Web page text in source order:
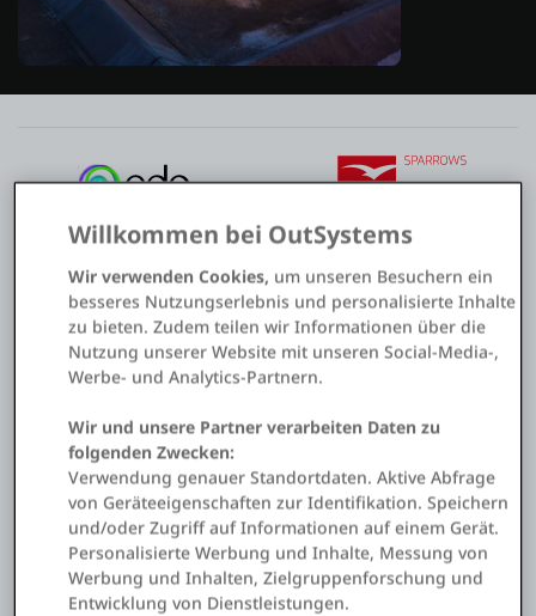
Field-Asset-Management
Digitalisieren und automatisieren Sie die Inspektion und
Wartung von Anlagen, um Kosten und Fehler zu reduzieren.
Willkommen bei OutSystems
Wir verwenden Cookies, um unseren Besuchern ein
besseres Nutzungserlebnis und personalisierte Inhalte
zu bieten. Zudem teilen wir Informationen über die
Nutzung unserer Website mit unseren Social-Media-,
Werbe- und Analytics-Partnern.
Wir und unsere Partner verarbeiten Daten zu
folgenden Zwecken:
Verwendung genauer Standortdaten. Aktive Abfrage
von Geräteeigenschaften zur Identifikation. Speichern
und/oder Zugriff auf Informationen auf einem Gerät.
Personalisierte Werbung und Inhalte, Messung von
Werbung und Inhalten, Zielgruppenforschung und
Entwicklung von Dienstleistungen.